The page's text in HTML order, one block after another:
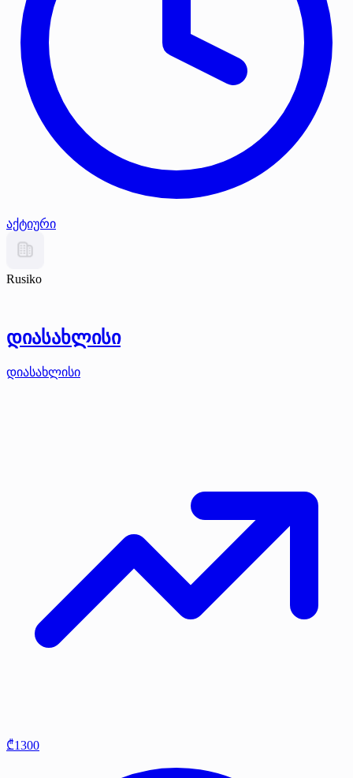
აქტიური
Rusiko
დიასახლისი
დიასახლისი
₾1300